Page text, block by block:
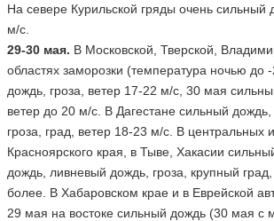
На севере Курильской гряды очень сильный
м/с.
29-30 мая. В Московской, Тверской,
областях заморозки (температура ночью
дождь, гроза, ветер 17-22 м/с, 30 мая
ветер до 20 м/с. В Дагестане сильный
гроза, град, ветер 18-23 м/с. В центральных
Красноярского края, в Тыве, Хакасии
дождь, ливневый дождь, гроза, крупный
более. В Хабаровском крае и в Еврейской
29 мая на востоке сильный дождь (30 мая с